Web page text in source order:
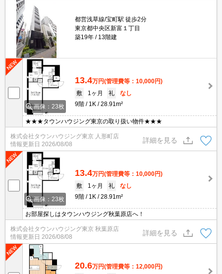
都営浅草線/宝町駅 徒歩2分
東京都中央区新富１丁目
築19年
13階建
画像：23枚
13.4万円(管理費等：10,000円)
敷
1ヶ月 礼
なし
9階
1K 28.91m²
★★★タウンハウジング東京の取り扱い物件★★★
株式会社タウンハウジング東京 人形町店
情報更新日 2026/08/08
詳細を見る
画像：23枚
13.4万円(管理費等：10,000円)
敷
1ヶ月 礼
なし
9階
1K 28.91m²
お部屋探しはタウンハウジング秋葉原店へ！
株式会社タウンハウジング東京 秋葉原店
情報更新日 2026/08/08
詳細を見る
20.6万円(管理費等：12,000円)